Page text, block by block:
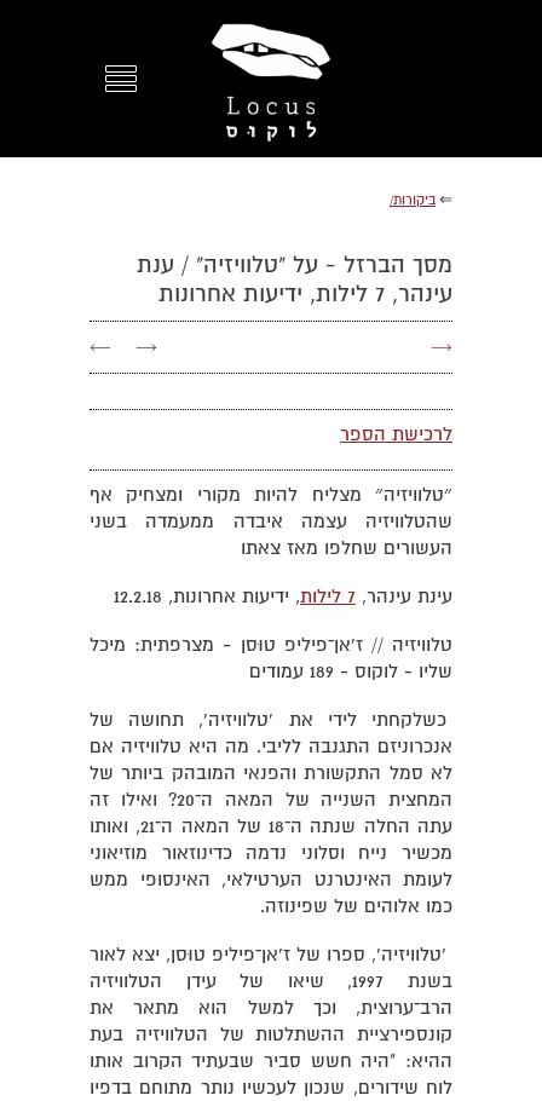
⇐ ביקורות/
מסך הברזל - על "טלוויזיה" / ענת
עינהר, 7 לילות, ידיעות אחרונות
→
→
←
לרכישת הספר
״טלוויזיה״ מצליח להיות מקורי ומצחיק אף
שהטלוויזיה עצמה איבדה ממעמדה בשני
העשורים שחלפו מאז צאתו
עינת עינהר, 7 לילות
, ידיעות אחרונות, 12.2.18
טלוויזיה // ז'אן־פיליפ טוּסן - מצרפתית: מיכל
שליו - לוקוס -
כשלקחתי לידי את 'טלוויזיה', תחושה של
אנכרוניזם התגנבה לליבי. מה היא טלוויזיה אם
לא סמל התקשורת והפנאי המובהק ביותר של
המחצית השנייה של המאה ה־20? ואילו זה
עתה החלה שנתה ה־18 של המאה ה־21, ואותו
מכשיר נייח וסלוני נדמה כדינוזאור מוזיאוני
לעומת האינטרנט הערטילאי, האינסופי ממש
כמו אלוהים של שפינוזה.
'טלוויזיה', ספרו של ז'אן־פיליפ טוּסן, יצא לאור
בשנת 1997, שיאו של עידן הטלוויזיה
הרב־ערוצית, וכך למשל הוא מתאר את
קונספירציית ההשתלטות של הטלוויזיה בעת
ההיא: "היה חשש סביר שבעתיד הקרוב אותו
לוח שידורים, שנכון לעכשיו נותר מתוחם בדפיו